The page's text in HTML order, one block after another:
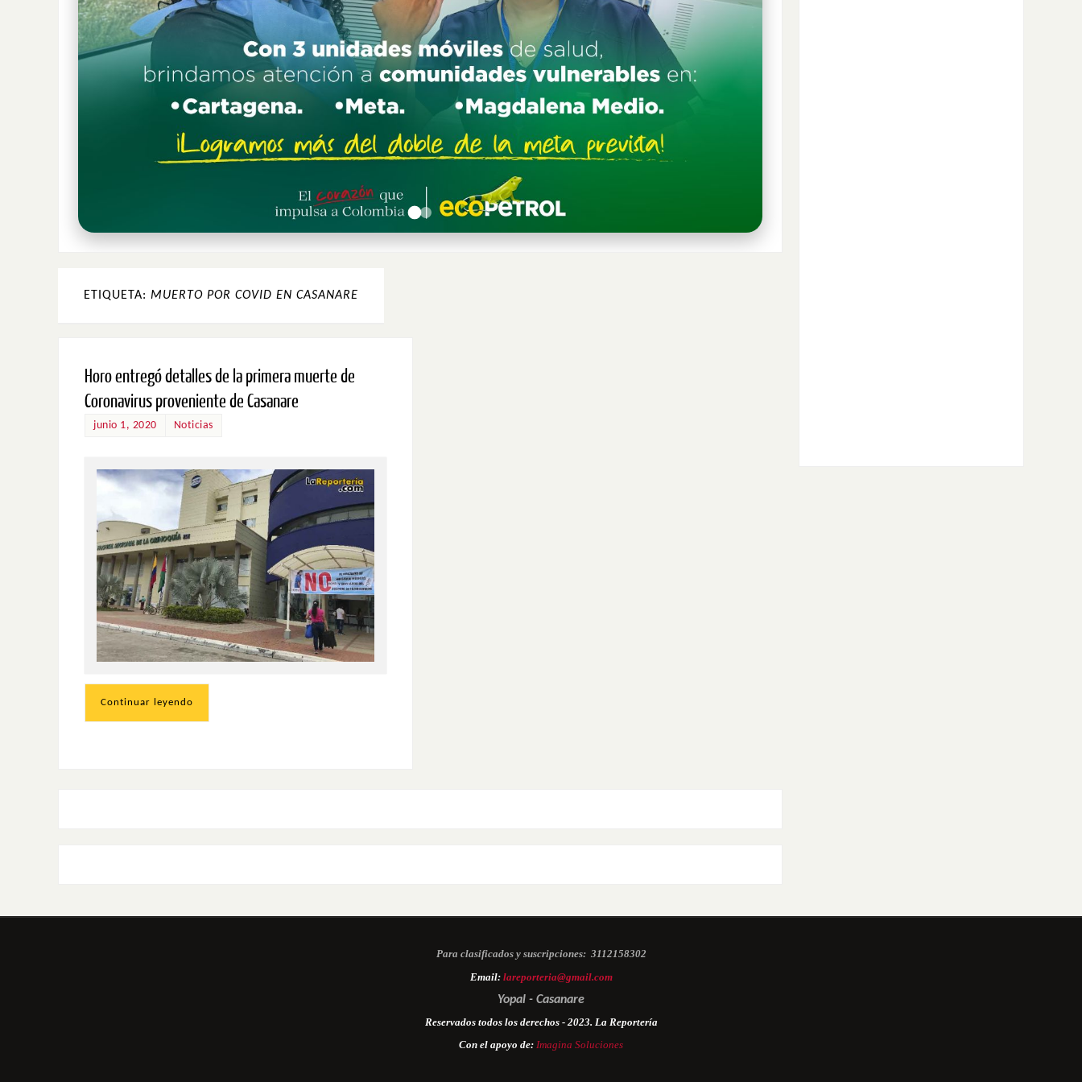
ETIQUETA: MUERTO POR COVID EN CASANARE
Horo entregó detalles de la primera muerte de
Coronavirus proveniente de Casanare
junio 1, 2020 Noticias
Continuar leyendo
Para clasificados y suscripciones: 3112158302
Email: lareporteria@gmail.com
Yopal - Casanare
Reservados todos los derechos - 2023. La Reportería
Con el apoyo de: Imagina Soluciones